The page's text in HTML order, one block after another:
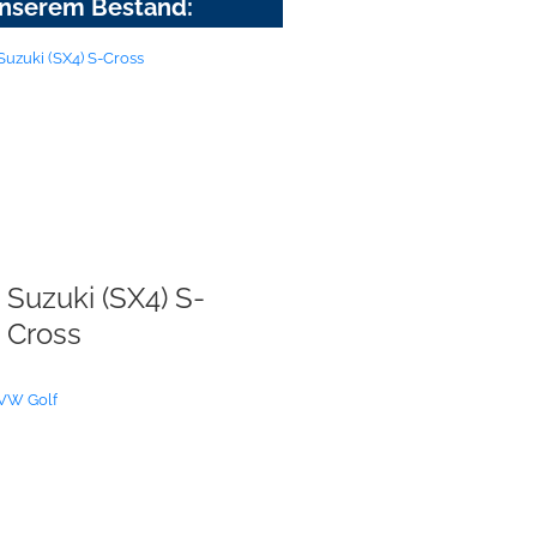
Bestand:
Suzuki (SX4) S-
Cross